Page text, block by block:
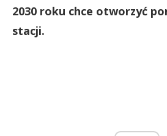
2030 roku chce otworzyć
stacji.